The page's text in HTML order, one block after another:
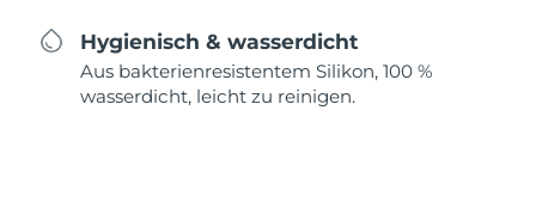
Hygienisch & wasserdicht
Aus bakterienresistentem Silikon, 100 %
wasserdicht, leicht zu reinigen.